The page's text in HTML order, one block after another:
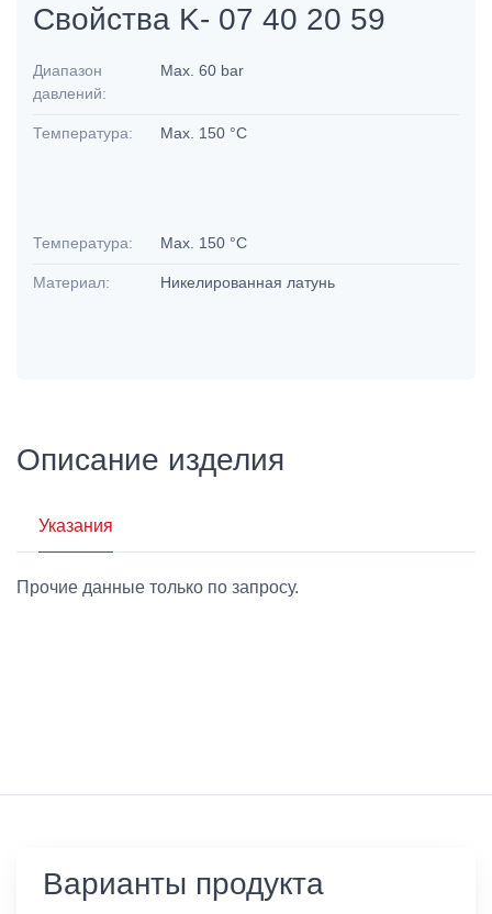
Свойства K- 07 40 20 59
Диапазон
давлений:
Max. 60 bar
Температура: Max. 150 °C
Температура: Max. 150 °C
Материал: Никелированная латунь
Описание изделия
Указания
Прочие данные только по запросу.
Варианты продукта